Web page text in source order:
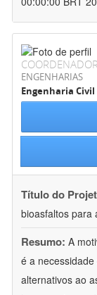
ENGENHARIAS
Engenharia Civil
Título do
bioasfaltos para
Resumo: A
é a
alternativos ao